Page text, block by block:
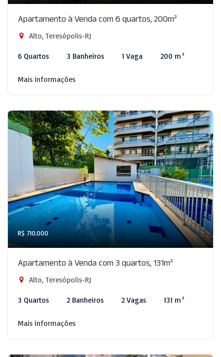
Apartamento à Venda com 6 quartos, 200m²
Alto, Teresópolis-RJ
6 Quartos 3 Banheiros 1 Vaga 200 m²
Mais informações
R$ 710.000
Apartamento à Venda com 3 quartos, 131m²
Alto, Teresópolis-RJ
3 Quartos 2 Banheiros 2 Vagas 131 m²
Mais informações